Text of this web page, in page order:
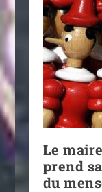
Le
prend
du